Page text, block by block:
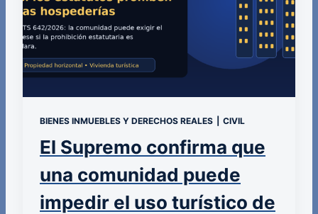
BIENES INMUEBLES Y DERECHOS REALES CIVIL
El Supremo confirma que
una comunidad puede
impedir el uso turístico de